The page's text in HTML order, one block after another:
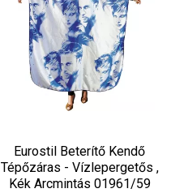
Eurostil Beterítő Kendő
Tépőzáras - Vízlepergetős ,
Kék Arcmintás 01961/59